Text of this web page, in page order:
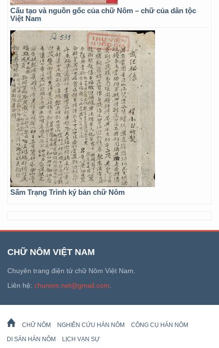
Cấu tạo và nguồn gốc của chữ Nôm – chữ của dân tộc
Việt Nam
Sấm Trạng Trình ký bản chữ Nôm
CHỮ NÔM VIỆT NAM
Chuyên trang điện tử chữ Nôm Việt Nam.
Liên hệ: chunom.net@gmail.com
CHỮ NÔM NGHIÊN CỨU HÁN NÔM CÔNG CỤ HÁN NÔM
DI SẢN HÁN NÔM LỊCH VẠN SỰ